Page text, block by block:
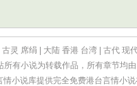
古灵 席绢 大陆 香港 台湾 古代 现
所有小说为转载作品，所有章节均
情小说库提供完全免费港台言情小